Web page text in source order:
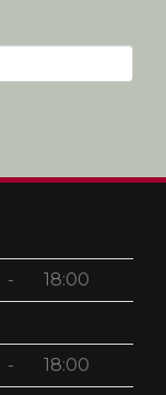
- 18:00
- 18:00